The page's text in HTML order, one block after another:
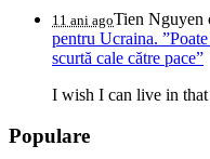
11 ani agoTien Nguyen
pentru Ucraina.
scurtă cale către pace”
I wish I can live in that
Populare